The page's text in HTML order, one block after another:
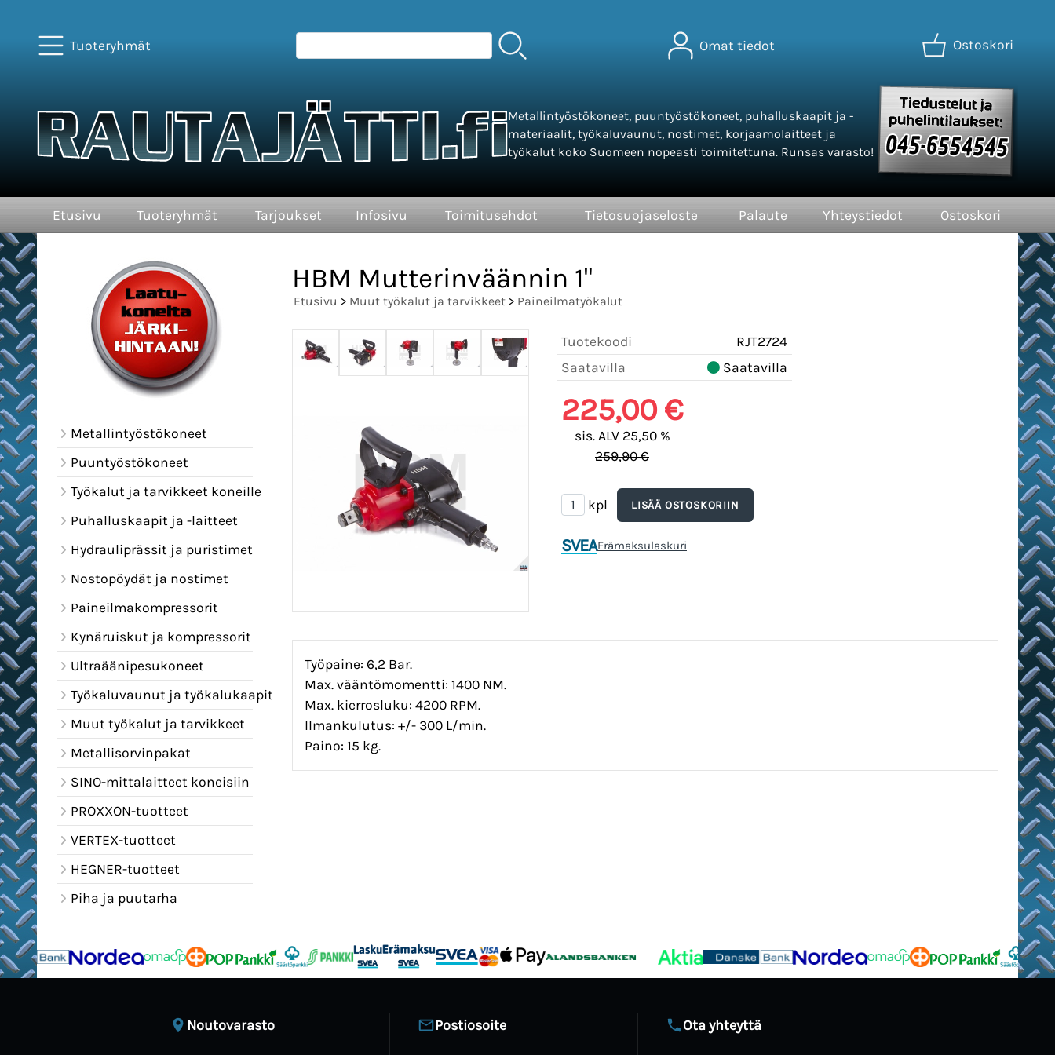
Tuoteryhmät Omat tiedot Ostoskori
Metallintyöstökoneet, puuntyöstökoneet, puhalluskaapit ja -
materiaalit, työkaluvaunut, nostimet, korjaamolaitteet ja
työkalut koko Suomeen nopeasti toimitettuna. Runsas varasto!
Etusivu Tuoteryhmät Tarjoukset Infosivu Toimitusehdot Tietosuojaseloste Palaute Yhteystiedot Ostoskori
Metallintyöstökoneet
Puuntyöstökoneet
Työkalut ja tarvikkeet koneille
Puhalluskaapit ja -laitteet
Hydrauliprässit ja puristimet
Nostopöydät ja nostimet
Paineilmakompressorit
Kynäruiskut ja kompressorit
Ultraäänipesukoneet
Työkaluvaunut ja työkalukaapit
Muut työkalut ja tarvikkeet
Metallisorvinpakat
SINO-mittalaitteet koneisiin
PROXXON-tuotteet
VERTEX-tuotteet
HEGNER-tuotteet
Piha ja puutarha
HBM Mutterinväännin 1"
Etusivu > Muut työkalut ja tarvikkeet > Paineilmatyökalut
Tuotekoodi
RJT2724
Saatavilla
Saatavilla
225,00 €
sis. ALV 25,50 %
259,90 €
kpl
SVEAErämaksulaskuri
Työpaine: 6,2 Bar.
Max. vääntömomentti: 1400 NM.
Max. kierrosluku: 4200 RPM.
Ilmankulutus: +/- 300 L/min.
Paino: 15 kg.
Noutovarasto Postiosoite Ota yhteyttä